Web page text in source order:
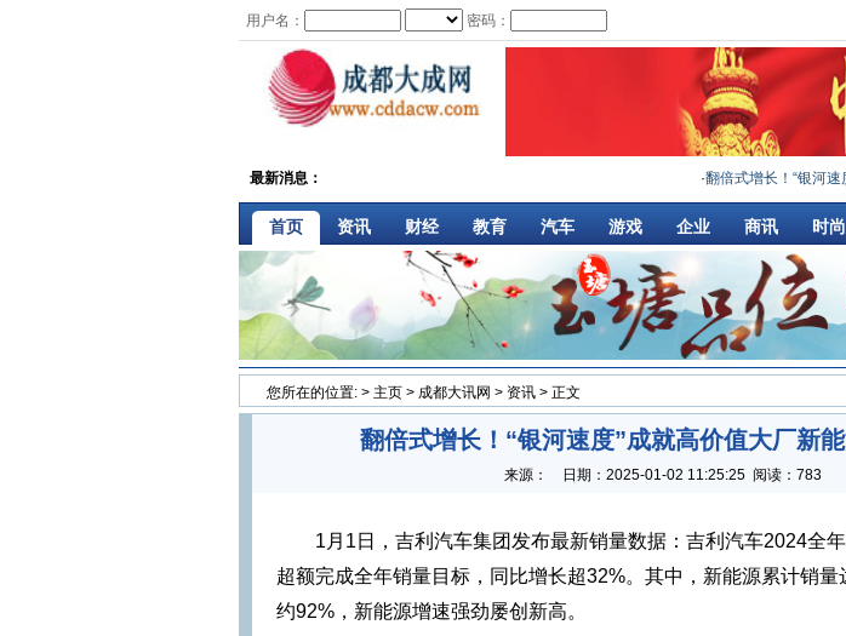
用户名： 密码：
最新消息： 翻倍式增长！“银河速度”成
首页 资讯 财经 教育 汽车 游戏 企业 商讯 时尚
您所在的位置: > 主页 > 成都大讯网 > 资讯 > 正文
翻倍式增长！“银河速度”成就高价值大厂新
来源： 日期： 2025-01-02 11:25:25 阅读：783
1月1日，吉利汽车集团发布最新销量数据：吉利汽车2024全
超额完成全年销量目标，同比增长超32%。其中，新能源累计销
约92%，新能源增速强劲屡创新高。